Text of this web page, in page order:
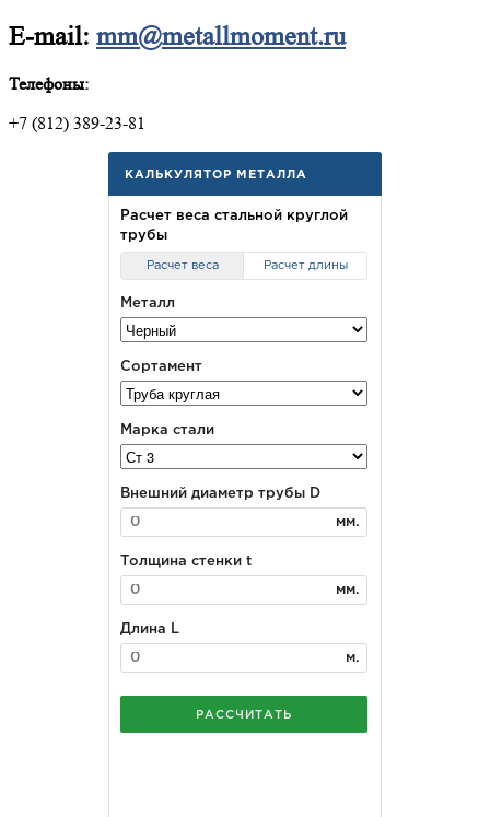
E-mail: mm@metallmoment.ru
Телефоны:
+7 (812) 389-23-81